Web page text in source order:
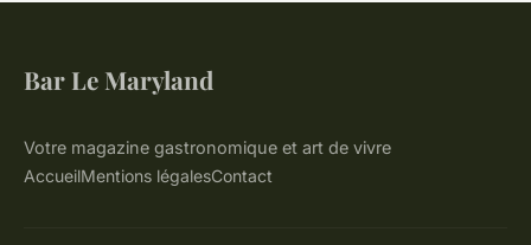
Bar Le Maryland
Votre magazine gastronomique et art de vivre
AccueilMentions légalesContact